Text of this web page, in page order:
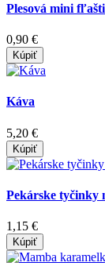
Plesová mini
0,90 €
Kúpiť
Káva
5,20 €
Kúpiť
Pekárske tyčinky
1,15 €
Kúpiť